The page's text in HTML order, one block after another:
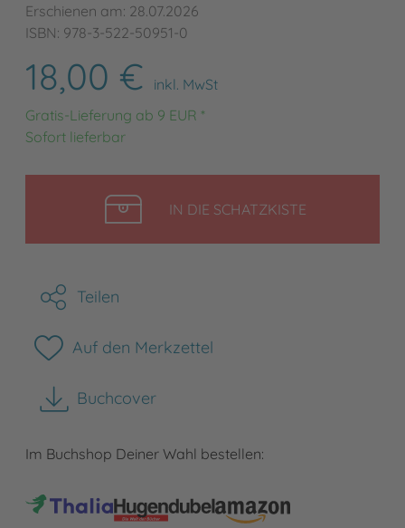
Erschienen am: 28.07.2026
ISBN: 978-3-522-50951-0
18,00 €
inkl. MwSt
Gratis-Lieferung ab 9 EUR *
Sofort lieferbar
IN DIE SCHATZKISTELEGEN
Teilen
Auf den Merkzettel
Buchcover
herunterladen
Im Buchshop Deiner Wahl bestellen: